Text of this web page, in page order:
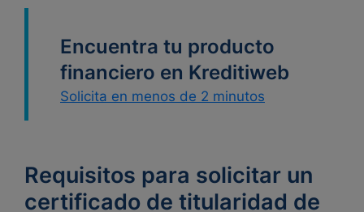
Encuentra tu producto
financiero en Kreditiweb
Solicita en menos de 2 minutos
Requisitos para solicitar un
certificado de titularidad de